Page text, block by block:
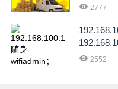
2777
录器2552